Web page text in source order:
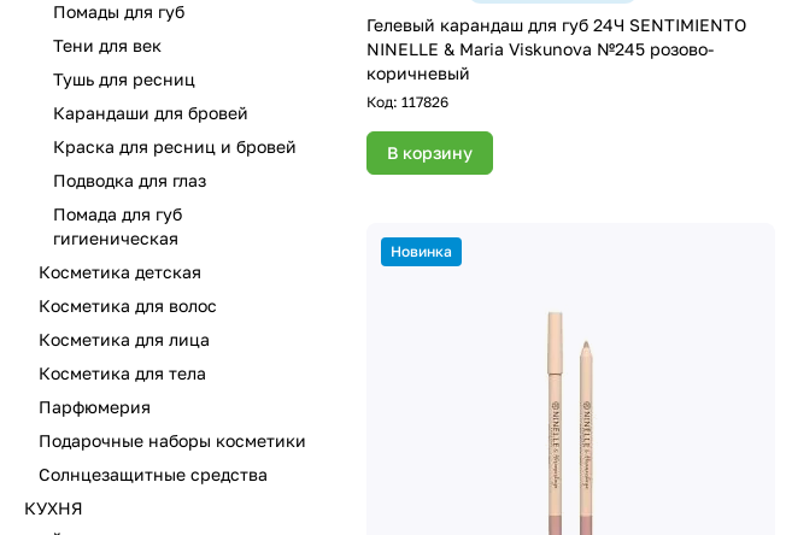
Гелевый карандаш для губ 24Ч SENTIMIENTO
NINELLE & Maria Viskunova №245 розово-
коричневый
Код: 117826
В корзину
Новинка
Помады для губ
Тени для век
Тушь для ресниц
Карандаши для бровей
Краска для ресниц и бровей
Подводка для глаз
Помада для губ
гигиеническая
Косметика детская
Косметика для волос
Косметика для лица
Косметика для тела
Парфюмерия
Подарочные наборы косметики
Солнцезащитные средства
КУХНЯ